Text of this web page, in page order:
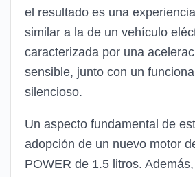
el resultado es una
similar a la de un vehículo
caracterizada por una
sensible, junto con un
silencioso.
Un aspecto fundamental de
adopción de un nuevo motor
POWER de 1.5 litros.